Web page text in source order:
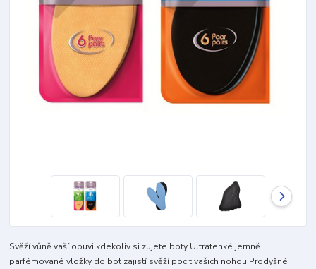
Svěží vůně vaší obuvi kdekoliv si zujete boty Ultratenké jemně
parfémované vložky do bot zajistí svěží pocit vašich nohou Prodyšné